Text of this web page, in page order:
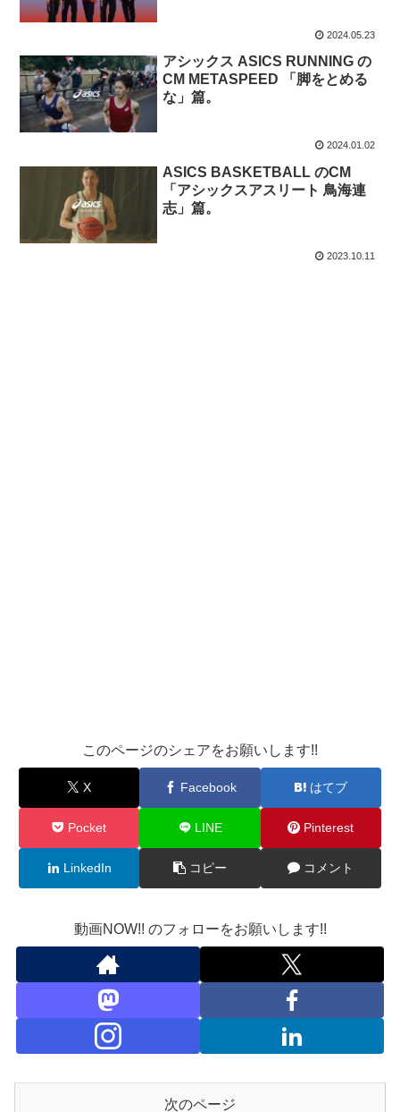
2024.05.23
アシックス ASICS RUNNING の
CM METASPEED 「脚をとめる
な」篇。
2024.01.02
ASICS BASKETBALL のCM
「アシックスアスリート 鳥海連
志」篇。
2023.10.11
このページのシェアをお願いします!!
X Facebook はてブ
Pocket LINE Pinterest
LinkedIn コピー コメント
動画NOW!! のフォローをお願いします!!
次のページ